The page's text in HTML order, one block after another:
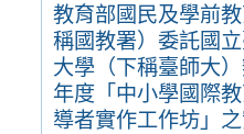
教育部國民及學前
稱國教署）委託國
大學（下稱臺師大
年度「中小學國際
導者實作工作坊」